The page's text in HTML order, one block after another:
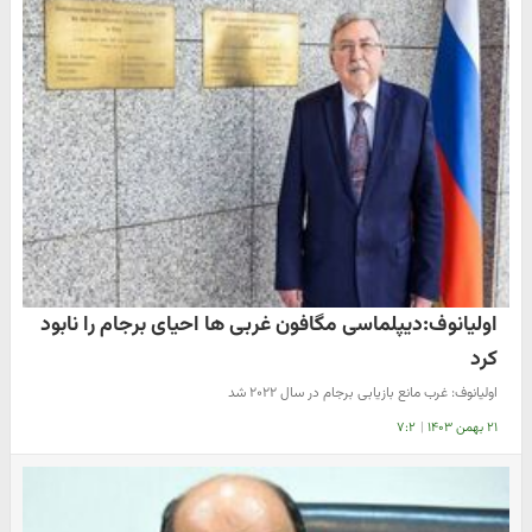
اولیانوف:دیپلماسی مگافون غربی ها احیای برجام را نابود
کرد
اولیانوف: غرب مانع بازیابی برجام در سال ۲۰۲۲ شد
۲۱ بهمن ۱۴۰۳ | ۷:۲